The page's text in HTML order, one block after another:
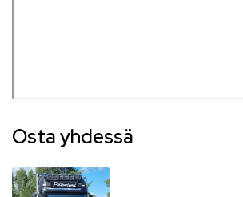
Osta yhdessä